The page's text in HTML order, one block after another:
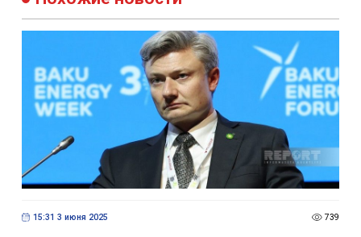
15:31 3 июня 2025 739